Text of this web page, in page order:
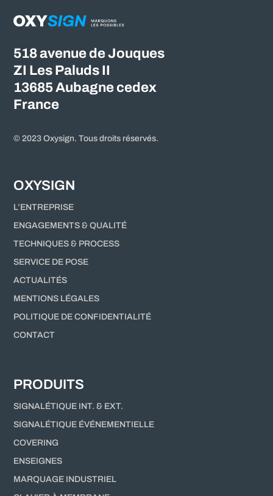
518 avenue de Jouques
ZI Les Paluds II
13685 Aubagne cedex
France
© 2023 Oxysign. Tous droits réservés.
OXYSIGN
L’ENTREPRISE
ENGAGEMENTS & QUALITÉ
TECHNIQUES & PROCESS
SERVICE DE POSE
ACTUALITÉS
MENTIONS LÉGALES
POLITIQUE DE CONFIDENTIALITÉ
CONTACT
PRODUITS
SIGNALÉTIQUE INT. & EXT.
SIGNALÉTIQUE ÉVÉNEMENTIELLE
COVERING
ENSEIGNES
MARQUAGE INDUSTRIEL